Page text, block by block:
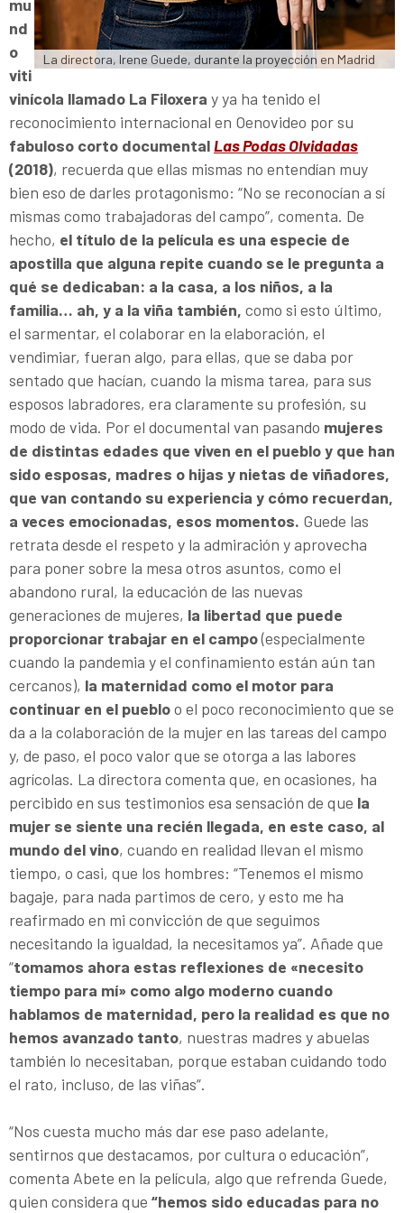
La directora, Irene Guede, durante la proyección en Madrid
mu
nd
o
viti
vinícola llamado La Filoxera y ya ha tenido el
reconocimiento internacional en Oenovideo por su
fabuloso corto documentalLas Podas Olvidadas
(2018), recuerda que ellas mismas no entendían muy
bien eso de darles protagonismo: “No se reconocían a sí
mismas como trabajadoras del campo”, comenta. De
hecho, el título de la película es una especie de
apostilla que alguna repite cuando se le pregunta a
qué se dedicaban: a la casa, a los niños, a la
familia… ah, y a la viña también, como si esto último,
el sarmentar, el colaborar en la elaboración, el
vendimiar, fueran algo, para ellas, que se daba por
sentado que hacían, cuando la misma tarea, para sus
esposos labradores, era claramente su profesión, su
modo de vida. Por el documental van pasando mujeres
de distintas edades que viven en el pueblo y que han
sido esposas, madres o hijas y nietas de viñadores,
que van contando su experiencia y cómo recuerdan,
a veces emocionadas, esos momentos. Guede las
retrata desde el respeto y la admiración y aprovecha
para poner sobre la mesa otros asuntos, como el
abandono rural, la educación de las nuevas
generaciones de mujeres, la libertad que puede
proporcionar trabajar en el campo(especialmente
cuando la pandemia y el confinamiento están aún tan
cercanos), la maternidad como el motor para
continuar en el puebloo el poco reconocimiento que se
da a la colaboración de la mujer en las tareas del campo
y, de paso, el poco valor que se otorga a las labores
agrícolas. La directora comenta que, en ocasiones, ha
percibido en sus testimonios esa sensación de que la
mujer se siente una recién llegada, en este caso, al
mundo del vino, cuando en realidad llevan el mismo
tiempo, o casi, que los hombres: “Tenemos el mismo
bagaje, para nada partimos de cero, y esto me ha
reafirmado en mi convicción de que seguimos
necesitando la igualdad, la necesitamos ya”. Añade que
“tomamos ahora estas reflexiones de «necesito
tiempo para mí» como algo moderno cuando
hablamos de maternidad, pero la realidad es que no
hemos avanzado tanto, nuestras madres y abuelas
también lo necesitaban, porque estaban cuidando todo
el rato, incluso, de las viñas”.
“Nos cuesta mucho más dar ese paso adelante,
sentirnos que destacamos, por cultura o educación”,
comenta Abete en la película, algo que refrenda Guede,
quien considera que “hemos sido educadas para no